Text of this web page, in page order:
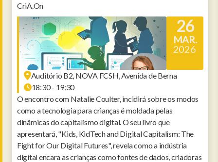
CriA.On
26
MAR.
2026
Auditório B2, NOVA FCSH, Avenida de Berna
18:30 - 19:30
O encontro com Natalie Coulter, incidirá sobre os modos
como a tecnologia para crianças é moldada pelas
dinâmicas do capitalismo digital. O seu livro que
apresentará, "Kids, KidTech and Digital Capitalism: The
Fight for Our Digital Futures", revela como a indústria
digital encara as crianças como fontes de dados, criadoras